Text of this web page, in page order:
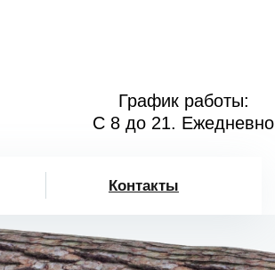
График работы:
С 8 до 21. Ежедневно
Контакты